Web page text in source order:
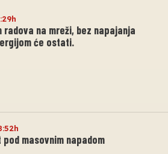
radova na mreži, bez napajanja
će ostati.
masovnim napadom